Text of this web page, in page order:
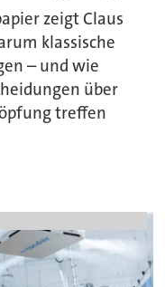
zeigt Claus
klassische
– und wie
über
treffen